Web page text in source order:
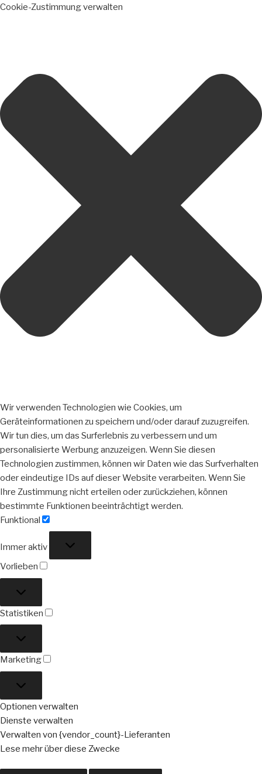
Cookie-Zustimmung verwalten
Wir verwenden Technologien wie Cookies, um
Geräteinformationen zu speichern und/oder darauf zuzugreifen.
Wir tun dies, um das Surferlebnis zu verbessern und um
personalisierte Werbung anzuzeigen. Wenn Sie diesen
Technologien zustimmen, können wir Daten wie das Surfverhalten
oder eindeutige IDs auf dieser Website verarbeiten. Wenn Sie
Ihre Zustimmung nicht erteilen oder zurückziehen, können
bestimmte Funktionen beeinträchtigt werden.
Funktional
Immer aktiv
Vorlieben
Statistiken
Marketing
Optionen verwalten
Dienste verwalten
Verwalten von {vendor_count}-Lieferanten
Lese mehr über diese Zwecke